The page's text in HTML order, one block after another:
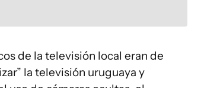
de la televisión local eran de
la televisión uruguaya y